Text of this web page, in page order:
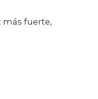
más fuerte,